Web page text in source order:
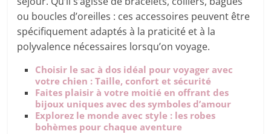
ou boucles d’oreilles : ces accessoires peuvent être
spécifiquement adaptés à la praticité et à la
polyvalence nécessaires lorsqu’on voyage.
Choisir le sac à dos idéal pour voyager avec
votre chien : Taille, confort et sécurité
Faites plaisir à votre moitié en offrant des
bijoux uniques avec des symboles d’amour
Explorez le monde avec style : les robes
bohèmes pour chaque aventure